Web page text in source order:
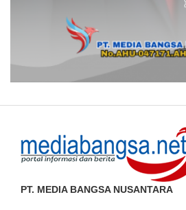
PT. MEDIA BANGSA NUSANTARA